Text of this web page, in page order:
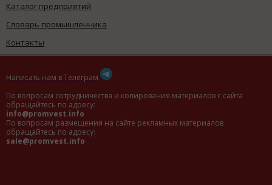
Каталог предприятий
Словарь промышленника
Контакты
Написать нам в Телеграм
По вопросам сотрудничества и копирования материалов с сайта
обращайтесь по адресу:
info@promvest.info
По вопросам размещения на сайте рекламных материалов
обращайтесь по адресу:
sale@promvest.info